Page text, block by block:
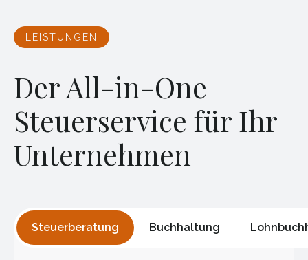
LEISTUNGEN
Der All-in-One
Steuerservice für Ihr
Unternehmen
Steuerberatung Buchhaltung